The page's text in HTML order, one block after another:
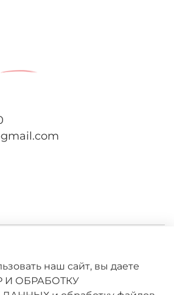
наш сайт, вы даете
И ОБРАБОТКУ